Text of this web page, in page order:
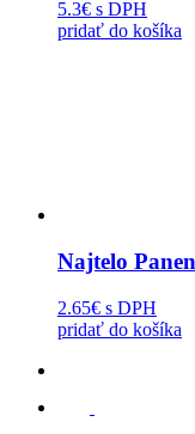
5.3€ s DPH
pridať do košíka
Najtelo
2.65€ s DPH
pridať do košíka